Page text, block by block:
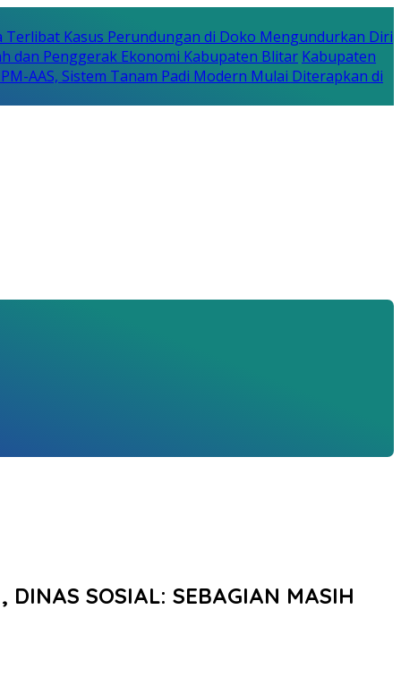
Terlibat Kasus Perundungan di Doko Mengundurkan Diri
dan Penggerak Ekonomi Kabupaten Blitar Kabupaten
AAS, Sistem Tanam Padi Modern Mulai Diterapkan di
SOSIAL: SEBAGIAN MASIH